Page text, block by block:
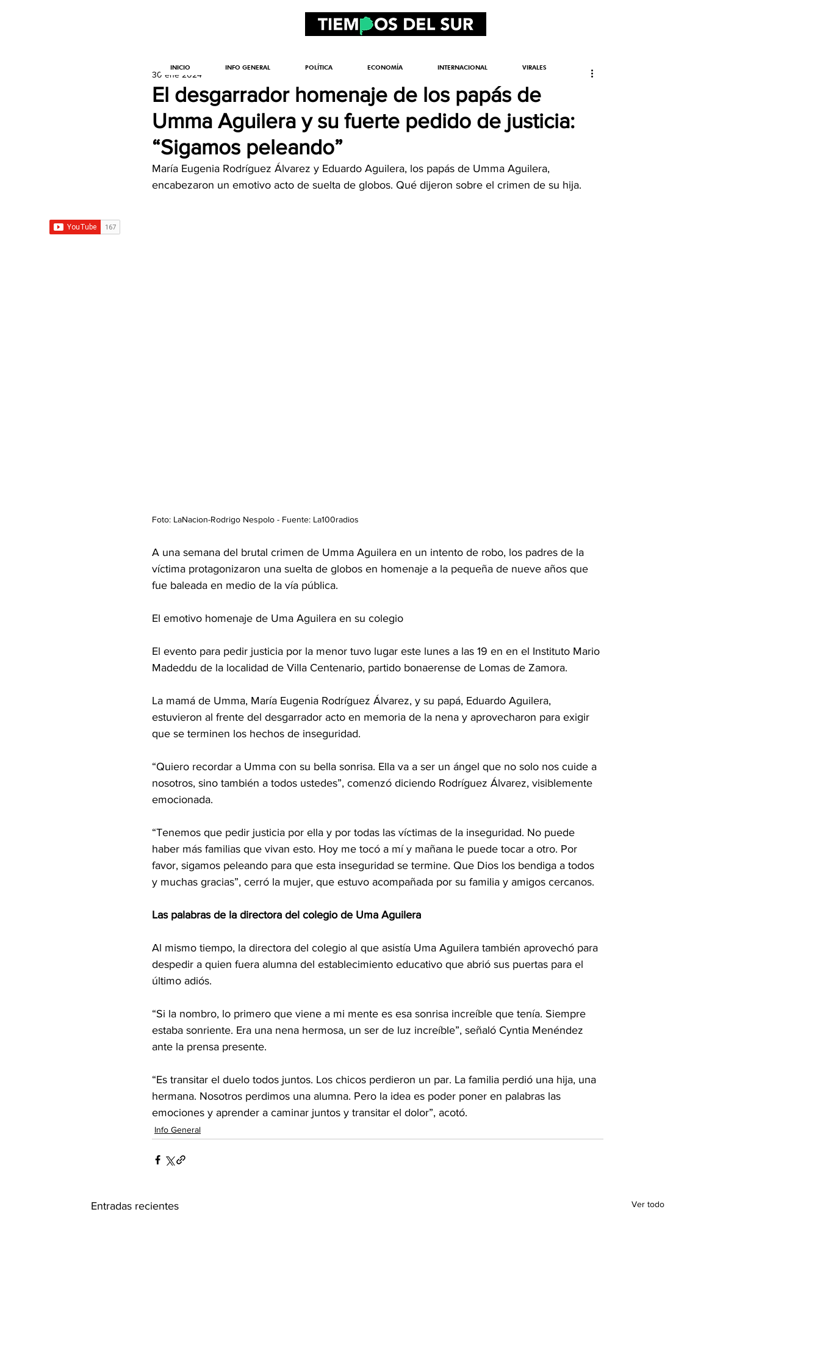
El desgarrador homenaje de los papás de
Umma Aguilera y su fuerte pedido de justicia:
“Sigamos peleando”
30 ene 2024
María Eugenia Rodríguez Álvarez y Eduardo Aguilera, los papás de Umma Aguilera,
encabezaron un emotivo acto de suelta de globos. Qué dijeron sobre el crimen de su hija.
Foto: LaNacion-Rodrigo Nespolo - Fuente: La100radios
A una semana del brutal crimen de Umma Aguilera en un intento de robo, los padres de la
víctima protagonizaron una suelta de globos en homenaje a la pequeña de nueve años que
fue baleada en medio de la vía pública.
El emotivo homenaje de Uma Aguilera en su colegio
El evento para pedir justicia por la menor tuvo lugar este lunes a las 19 en en el Instituto Mario
Madeddu de la localidad de Villa Centenario, partido bonaerense de Lomas de Zamora.
La mamá de Umma, María Eugenia Rodríguez Álvarez, y su papá, Eduardo Aguilera,
estuvieron al frente del desgarrador acto en memoria de la nena y aprovecharon para exigir
que se terminen los hechos de inseguridad.
“Quiero recordar a Umma con su bella sonrisa. Ella va a ser un ángel que no solo nos cuide a
nosotros, sino también a todos ustedes”, comenzó diciendo Rodríguez Álvarez, visiblemente
emocionada.
“Tenemos que pedir justicia por ella y por todas las víctimas de la inseguridad. No puede
haber más familias que vivan esto. Hoy me tocó a mí y mañana le puede tocar a otro. Por
favor, sigamos peleando para que esta inseguridad se termine. Que Dios los bendiga a todos
y muchas gracias”, cerró la mujer, que estuvo acompañada por su familia y amigos cercanos.
Las palabras de la directora del colegio de Uma Aguilera
Al mismo tiempo, la directora del colegio al que asistía Uma Aguilera también aprovechó para
despedir a quien fuera alumna del establecimiento educativo que abrió sus puertas para el
último adiós.
“Si la nombro, lo primero que viene a mi mente es esa sonrisa increíble que tenía. Siempre
estaba sonriente. Era una nena hermosa, un ser de luz increíble”, señaló Cyntia Menéndez
ante la prensa presente.
“Es transitar el duelo todos juntos. Los chicos perdieron un par. La familia perdió una hija, una
hermana. Nosotros perdimos una alumna. Pero la idea es poder poner en palabras las
emociones y aprender a caminar juntos y transitar el dolor”, acotó.
Info General
Entradas recientes Ver todo
INICIO INFO GENERAL POLÍTICA ECONOMÍA INTERNACIONAL VIRALES